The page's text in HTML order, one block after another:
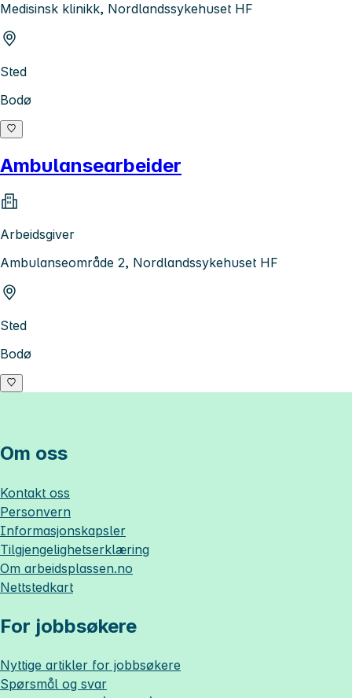
Medisinsk klinikk, Nordlandssykehuset HF
Sted
Bodø
Ambulansearbeider
Arbeidsgiver
Ambulanseområde 2, Nordlandssykehuset HF
Sted
Bodø
Om oss
Kontakt oss
Personvern
Informasjonskapsler
Tilgjengelighetserklæring
Om arbeidsplassen.no
Nettstedkart
For jobbsøkere
Nyttige artikler for jobbsøkere
Spørsmål og svar